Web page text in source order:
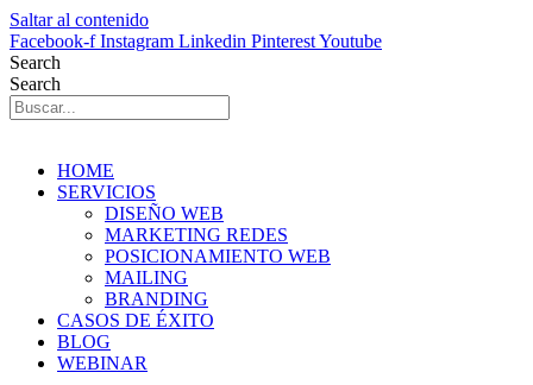
Saltar al contenido
Facebook-f Instagram Linkedin PinterestYoutube
Search
Search
HOME
SERVICIOS
DISEÑO WEB
MARKETING REDES
POSICIONAMIENTO WEB
MAILING
BRANDING
CASOS DE ÉXITO
BLOG
WEBINAR